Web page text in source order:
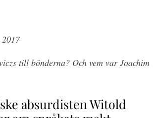
till bönderna? Och vem var Joachim
absurdisten Witold